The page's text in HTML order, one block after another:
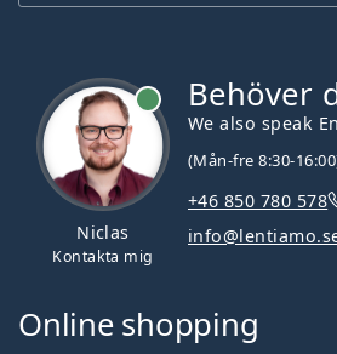
Niclas
Kontakta mig
Behöver
We also speak
(Mån-fre 8:30-
+46 850 780 578
Online shopping